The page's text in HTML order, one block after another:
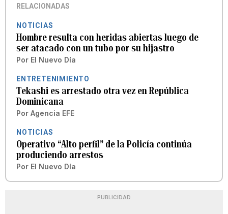
RELACIONADAS
NOTICIAS
Hombre resulta con heridas abiertas luego de
ser atacado con un tubo por su hijastro
Por El Nuevo Día
ENTRETENIMIENTO
Tekashi es arrestado otra vez en República
Dominicana
Por Agencia EFE
NOTICIAS
Operativo “Alto perfil” de la Policía continúa
produciendo arrestos
Por El Nuevo Día
PUBLICIDAD